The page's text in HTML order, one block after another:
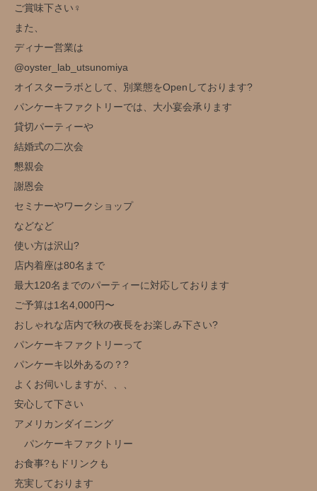
ご賞味下さい‍♀️
また、
ディナー営業は
@oyster_lab_utsunomiya
オイスターラボとして、別業態をOpenしております?
パンケーキファクトリーでは、大小宴会承ります
貸切パーティーや
結婚式の二次会
懇親会
謝恩会
セミナーやワークショップ
などなど
使い方は沢山?️
店内着座は80名まで
最大120名までのパーティーに対応しております
ご予算は1名4,000円〜
おしゃれな店内で秋の夜長をお楽しみ下さい?
パンケーキファクトリーって
パンケーキ以外あるの？?
よくお伺いしますが、、、
安心して下さい
アメリカンダイニング
パンケーキファクトリー
お食事?もドリンクも
充実しております